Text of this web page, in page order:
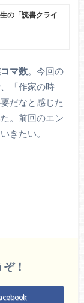
の「読書クライ
マ数。今回の
「作家の時
だなと感じた
。前回のエン
きたい。
！